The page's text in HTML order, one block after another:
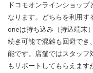
ドコモオンラインショッ
なります。どちらを利用す
oneは持ち込み（持込端末
続き可能で混雑も回避でき
能です。店舗ではスタッフ
もサポートしてもらえま